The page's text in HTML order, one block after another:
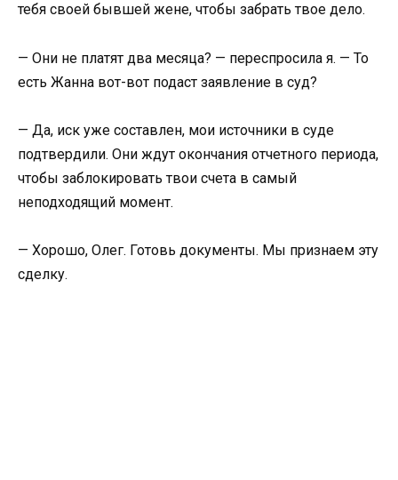
тебя своей бывшей жене, чтобы забрать твое дело.
— Они не платят два месяца? — переспросила я. — То
есть Жанна вот-вот подаст заявление в суд?
— Да, иск уже составлен, мои источники в суде
подтвердили. Они ждут окончания отчетного периода,
чтобы заблокировать твои счета в самый
неподходящий момент.
— Хорошо, Олег. Готовь документы. Мы признаем эту
сделку.